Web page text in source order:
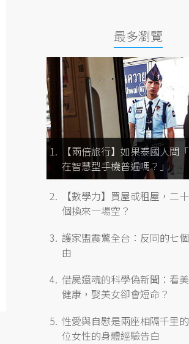
最多瀏覽
【兩倍旅行】如果泰國人問
在智慧型手機普遍嗎？」
【數學力】買屋或租屋，二
個換來一場空？
護家盟震驚全台：反同的七
由
借屍還魂的科學偽新聞：看
健康，娶美女卻會短命？
性愛與自慰是兩座相隔千里
位女性的身體經驗告白